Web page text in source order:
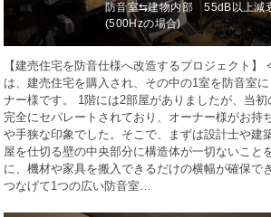
防音室⇆建物内部 55dB以上減
(500Hzの場合)
【建売住宅を防音仕様へ改造するプロジェクト】
は、建売住宅を購入され、その中の1室を防音室
ナー様です。 1階には2部屋がありましたが、当
完全にセパレートされており、オーナー様がお持
や手狭な印象でした。そこで、まずは設計士や建
屋を仕切る壁の中央部分に構造体が一切ないこと
に、機材や家具を搬入できるだけの横幅が確保で
つなげて1つの広い防音室…